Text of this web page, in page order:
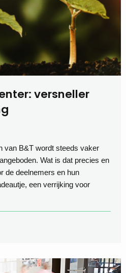
versneller
van B&T wordt steeds vaker
Wat is dat precies en
de deelnemers en hun
een verrijking voor